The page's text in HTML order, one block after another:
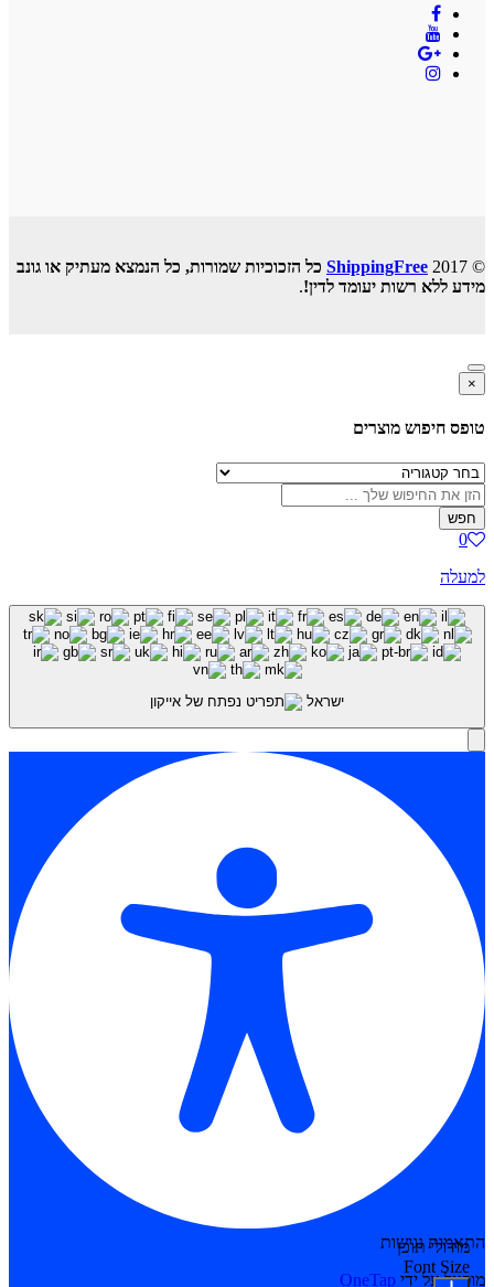
© 2017
ShippingFree כל הזכוכיות שמורות, כל הנמצא מעתיק או גונב
מידע ללא רשות יעומד לדין!.
×
טופס חיפוש מוצרים
חפש
0
למעלה
ישראל
התאמות נגישות
מופעל על ידי OneTap
מודולי תוכן
Font Size